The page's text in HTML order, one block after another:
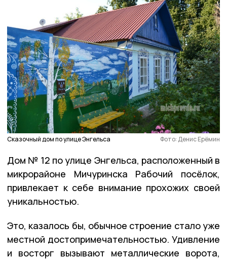
Сказочный дом по улице Энгельса Фото: Денис Ерёмин
Дом № 12 по улице Энгельса, расположенный в
микрорайоне Мичуринска Рабочий посёлок,
привлекает к себе внимание прохожих своей
уникальностью.
Это, казалось бы, обычное строение стало уже
местной достопримечательностью. Удивление
и восторг вызывают металлические ворота,